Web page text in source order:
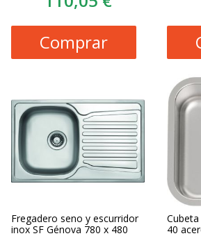
Comprar
Fregadero seno y escurridor
inox SF Génova 780 x 480
40